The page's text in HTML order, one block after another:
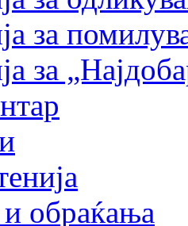
за
за
обраќања